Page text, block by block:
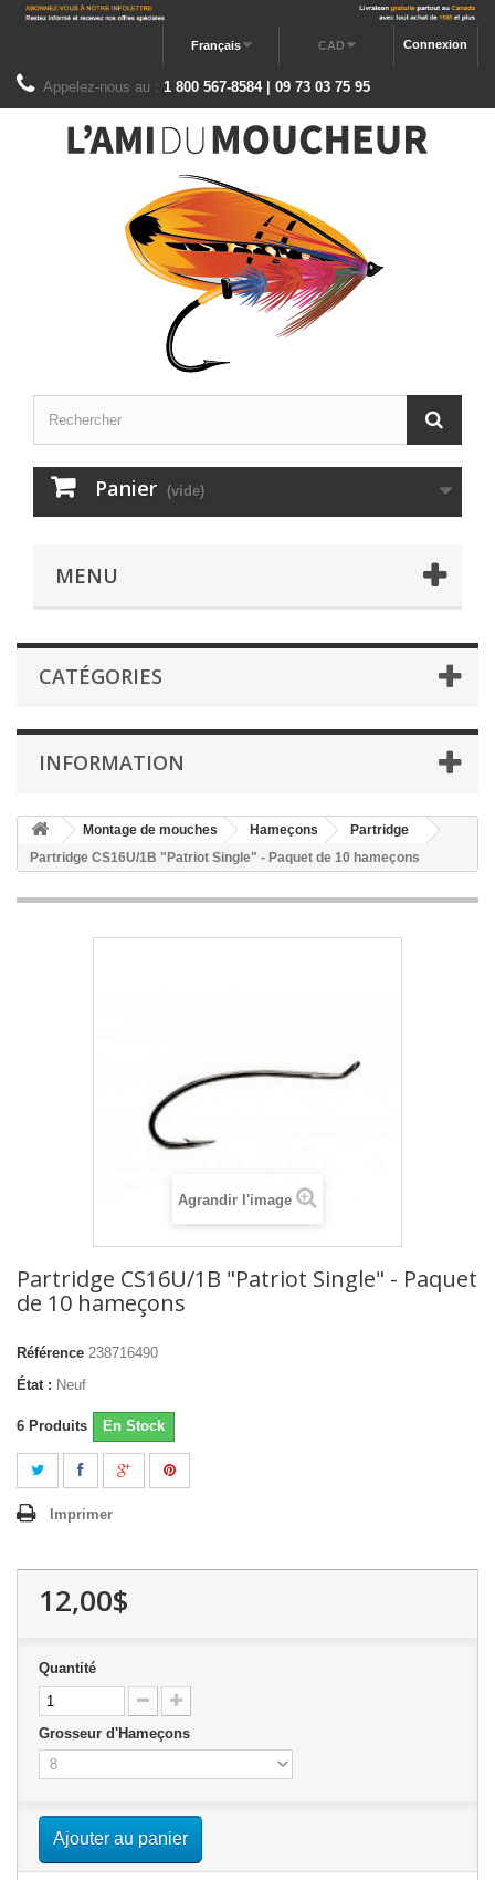
Connexion
CAD
Français
Appelez-nous au : 1 800 567-8584 | 09 73 03 75 95
Panier (vide)
MENU
CATÉGORIES
INFORMATION
Montage de mouches Hameçons
Partridge
Partridge CS16U/1B "Patriot Single" - Paquet de 10 hameçons
Agrandir l'image
Partridge CS16U/1B "Patriot Single" - Paquet
de 10 hameçons
Référence 238716490
État : Neuf
6 Produits En Stock
Imprimer
12,00$
Quantité
Grosseur d'Hameçons
Ajouter au panier